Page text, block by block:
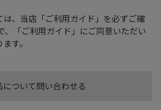
について問い合わせる
、当店「ご利用ガイド」を必ずご確
、「ご利用ガイド」にご同意いただい
す。